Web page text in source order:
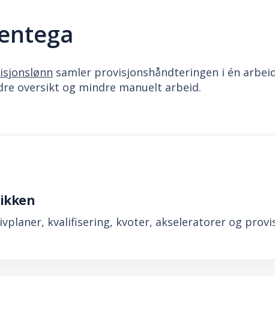
samler provisjonshåndteringen i én
oversikt og mindre manuelt arbeid.
kvalifisering, kvoter, akseleratorer og